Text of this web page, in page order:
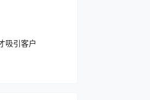
吸引客户